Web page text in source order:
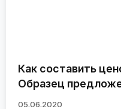
Как составить
Образец
05.06.2020